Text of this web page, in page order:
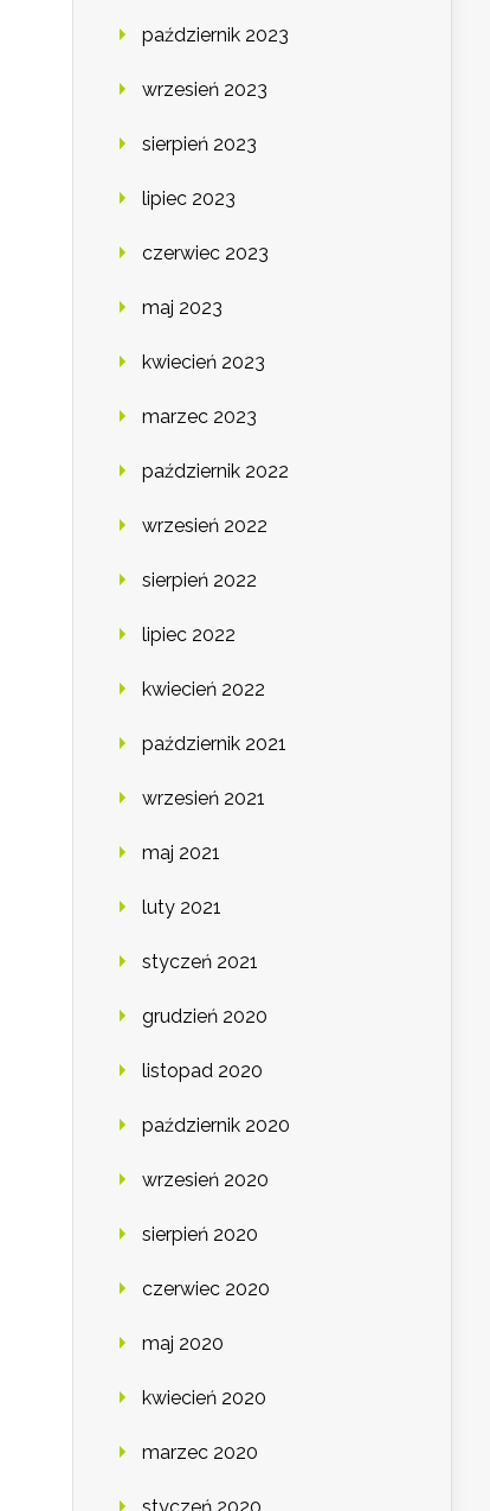
październik 2023
wrzesień 2023
sierpień 2023
lipiec 2023
czerwiec 2023
maj 2023
kwiecień 2023
marzec 2023
październik 2022
wrzesień 2022
sierpień 2022
lipiec 2022
kwiecień 2022
październik 2021
wrzesień 2021
maj 2021
luty 2021
styczeń 2021
grudzień 2020
listopad 2020
październik 2020
wrzesień 2020
sierpień 2020
czerwiec 2020
maj 2020
kwiecień 2020
marzec 2020